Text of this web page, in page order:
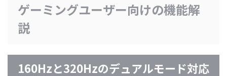
ゲーミングユーザー向けの機能解
説
160Hzと320Hzのデュアルモード対応